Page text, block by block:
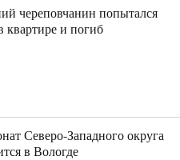
череповчанин попытался
квартире и погиб
Северо-Западного округа
в Вологде